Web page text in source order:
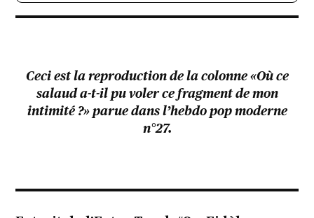
Ceci est la reproduction de la colonne «Où ce
salaud a-t-il pu voler ce fragment de mon
intimité ?» parue dans l’hebdo pop moderne
n°27.